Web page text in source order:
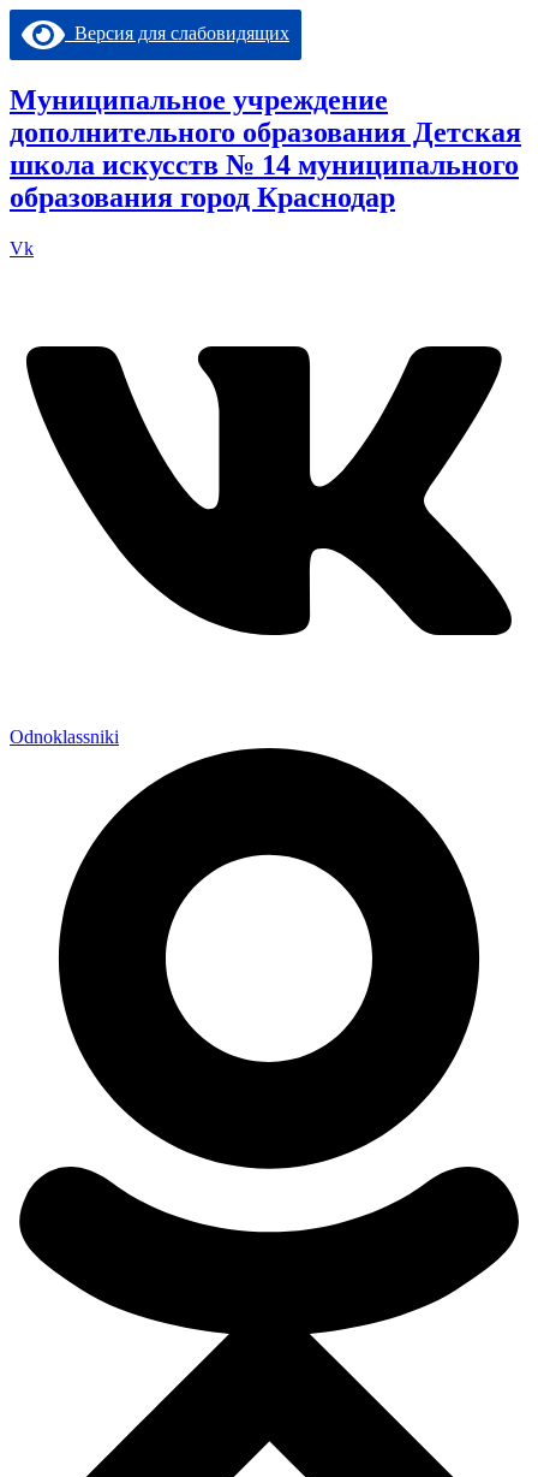
Перейти
содержимому
Версия для слабовидящих
Муниципальное учреждение
дополнительного образования Детская
школа искусств № 14 муниципального
образования город Краснодар
Vk
Odnoklassniki